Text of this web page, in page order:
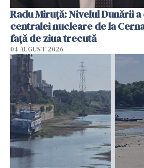
Radu Miruţă: Nivelul Dunării
centralei nucleare de la
faţă de ziua trecută
04 AUGUST 2026